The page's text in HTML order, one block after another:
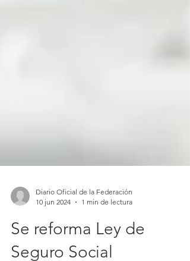
Diario Oficial de la Federación
10 jun 2024
1 min de lectura